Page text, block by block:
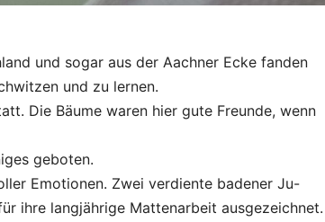
und sogar aus der Aachner Ecke fanden
und zu lernen.
Die Bäume waren hier gute Freunde, wenn
geboten.
Emotionen. Zwei verdiente badener Ju-
ihre langjährige Mattenarbeit ausgezeichnet.